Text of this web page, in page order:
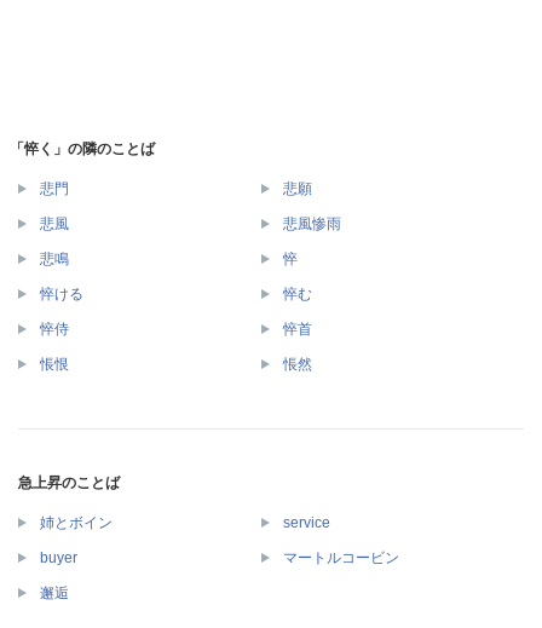
「悴く」の隣のことば
悲門 悲願
悲風 悲風惨雨
悲鳴 悴
悴ける 悴む
悴侍 悴首
悵恨 悵然
急上昇のことば
姉とボイン service
buyer マートルコービン
邂逅